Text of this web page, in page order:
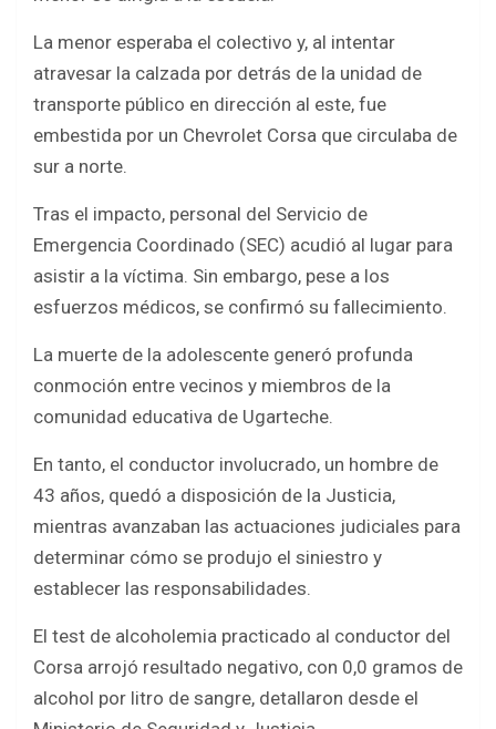
La menor esperaba el colectivo y, al intentar
atravesar la calzada por detrás de la unidad de
transporte público en dirección al este, fue
embestida por un Chevrolet Corsa que circulaba de
sur a norte.
Tras el impacto, personal del Servicio de
Emergencia Coordinado (SEC) acudió al lugar para
asistir a la víctima. Sin embargo, pese a los
esfuerzos médicos, se confirmó su fallecimiento.
La muerte de la adolescente generó profunda
conmoción entre vecinos y miembros de la
comunidad educativa de Ugarteche.
En tanto, el conductor involucrado, un hombre de
43 años, quedó a disposición de la Justicia,
mientras avanzaban las actuaciones judiciales para
determinar cómo se produjo el siniestro y
establecer las responsabilidades.
El test de alcoholemia practicado al conductor del
Corsa arrojó resultado negativo, con 0,0 gramos de
alcohol por litro de sangre, detallaron desde el